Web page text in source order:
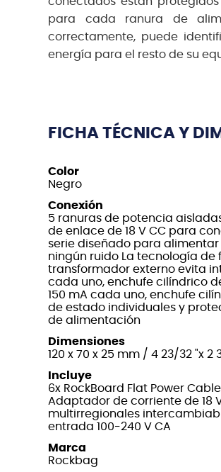
para cada ranura de
correctamente, puede
energía para el resto de su
FICHA TÉCNICA Y
Color
Negro
Conexión
5 ranuras de potencia
de enlace de 18 V CC para
serie diseñado para
ningún ruido La tecnología
transformador externo evita
cada uno, enchufe cilíndrico
150 mA cada uno, enchufe
de estado individuales y
de alimentación
Dimensiones
120 x 70 x 25 mm / 4 23/32 "x 2
Incluye
6x RockBoard Flat Power
Adaptador de corriente de 18
multirregionales
entrada 100-240 V CA
Marca
Rockbag